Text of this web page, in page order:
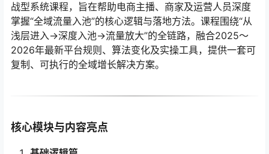
战型系统课程，旨在帮助电商主播、商家及运营人员深度
掌握“全域流量入池”的核心逻辑与落地方法。课程围绕“从
浅层进入→深度入池→流量放大”的全链路，融合2025～
2026年最新平台规则、算法变化及实操工具，提供一套可
复制、可执行的全域增长解决方案。
核心模块与内容亮点